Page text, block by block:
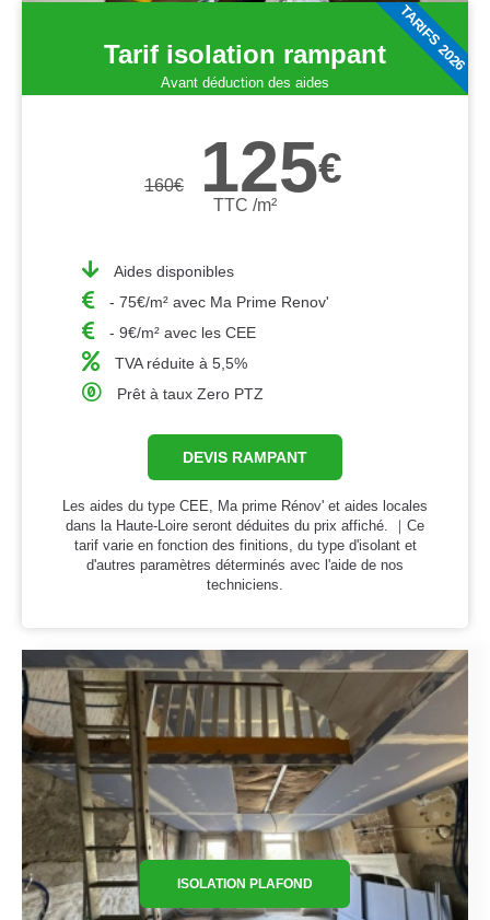
Tarif isolation rampant
Avant déduction des aides
160€ 125€
TTC /m²
Aides disponibles
- 75€/m² avec Ma Prime Renov'
- 9€/m² avec les CEE
TVA réduite à 5,5%
Prêt à taux Zero PTZ
DEVIS RAMPANT
Les aides du type CEE, Ma prime Rénov' et aides locales
dans la Haute-Loire seront déduites du prix affiché. ｜Ce
tarif varie en fonction des finitions, du type d'isolant et
d'autres paramètres déterminés avec l'aide de nos
techniciens.
TARIFS 2026
ISOLATION PLAFOND